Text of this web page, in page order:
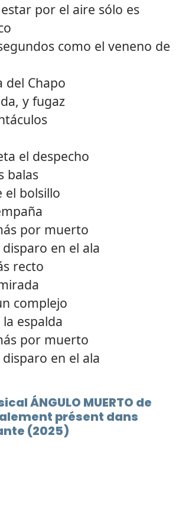
por el aire sólo es
como el veneno de
del Chapo
y fugaz
el despecho
balas
el bolsillo
por muerto
en el ala
recto
complejo
espalda
por muerto
en el ala
ÁNGULO MUERTO de
présent dans
(2025)